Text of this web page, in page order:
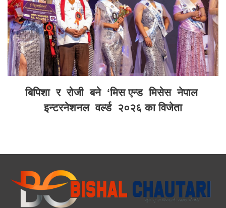
बिपिशा र रोजी बने ‘मिस एन्ड मिसेस नेपाल
इन्टरनेशनल वर्ल्ड २०२६ का विजेता